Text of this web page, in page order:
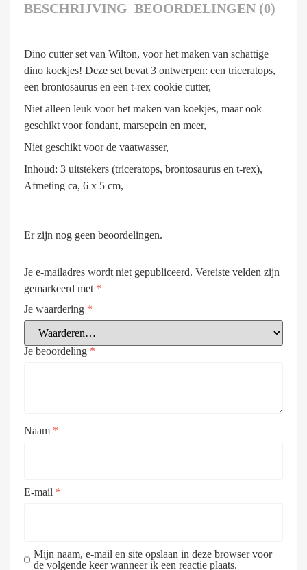
BESCHRIJVING BEOORDELINGEN (0)
Dino cutter set van Wilton, voor het maken van schattige
dino koekjes! Deze set bevat 3 ontwerpen: een triceratops,
een brontosaurus en een t-rex cookie cutter,
Niet alleen leuk voor het maken van koekjes, maar ook
geschikt voor fondant, marsepein en meer,
Niet geschikt voor de vaatwasser,
Inhoud: 3 uitstekers (triceratops, brontosaurus en t-rex),
Afmeting ca, 6 x 5 cm,
Er zijn nog geen beoordelingen.
Je e-mailadres wordt niet gepubliceerd. Vereiste velden zijn
gemarkeerd met *
Je waardering *
Je beoordeling *
Naam *
E-mail *
Mijn naam, e-mail en site opslaan in deze browser voor
de volgende keer wanneer ik een reactie plaats.